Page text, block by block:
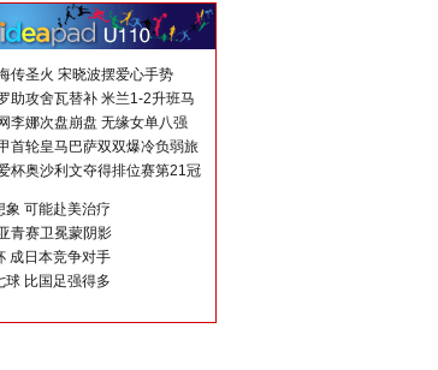
传圣火 宋晓波摆爱心手势
助攻舍瓦替补 米兰1-2升班马
李娜次盘崩盘 无缘女单八强
首轮皇马巴萨双双爆冷负弱旅
杯奥沙利文夺得排位赛第21冠
象 可能赴美治疗
青赛卫冕蒙阴影
成日本竞争对手
球 比国足强得多